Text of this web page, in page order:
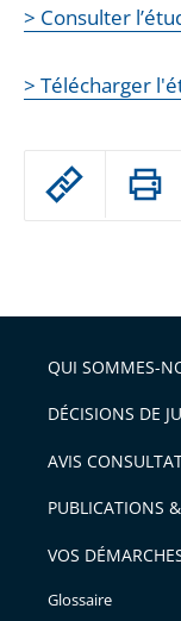
Passer
arriver
après
l'article
pour
avant
> Consulter
> Télécharger
QUI SOMMES-
DÉCISIONS DE
AVIS
PUBLICATIONS
VOS
Glossaire